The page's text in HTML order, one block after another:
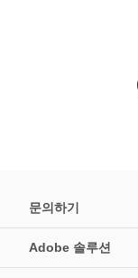
문의하기
Adobe 솔루션